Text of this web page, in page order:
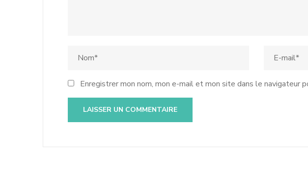
Enregistrer mon nom, mon e-mail et mon site dans le navigateur